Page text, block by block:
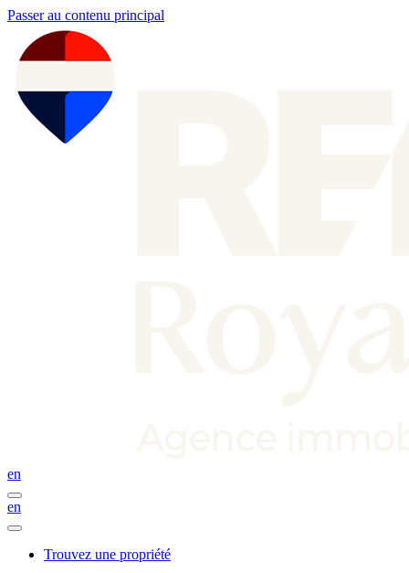
Passer au contenu principal
en
en
Trouvez une propriété